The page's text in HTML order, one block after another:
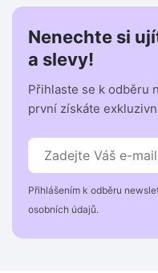
Nenechte si
a slevy!
Přihlaste se k odběru
první získáte
Přihlášením k odběru
osobních údajů.